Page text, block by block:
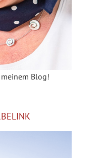
Blog!